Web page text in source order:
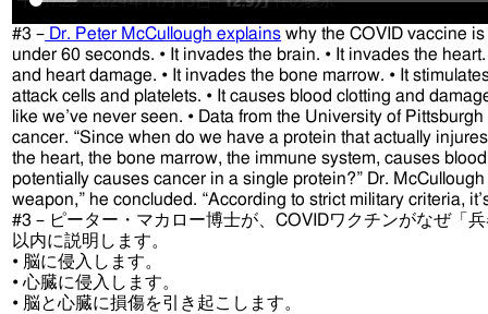
#3 – Dr. Peter McCullough explains why the COVID vaccine is
under 60 seconds. • It invades the brain. • It invades the
and heart damage. • It invades the bone marrow. • It
attack cells and platelets. • It causes blood clotting and
like we’ve never seen. • Data from the University of
cancer. “Since when do we have a protein that actually
the heart, the bone marrow, the immune system, causes
potentially causes cancer in a single protein?” Dr. McCullough
weapon,” he concluded. “According to strict military criteria,
#3 – ピーター・マカロー博士が、COVIDワクチンがなぜ「
以内に説明します。
• 脳に侵入します。
• 心臓に侵入します。
• 脳と心臓に損傷を引き起こします。